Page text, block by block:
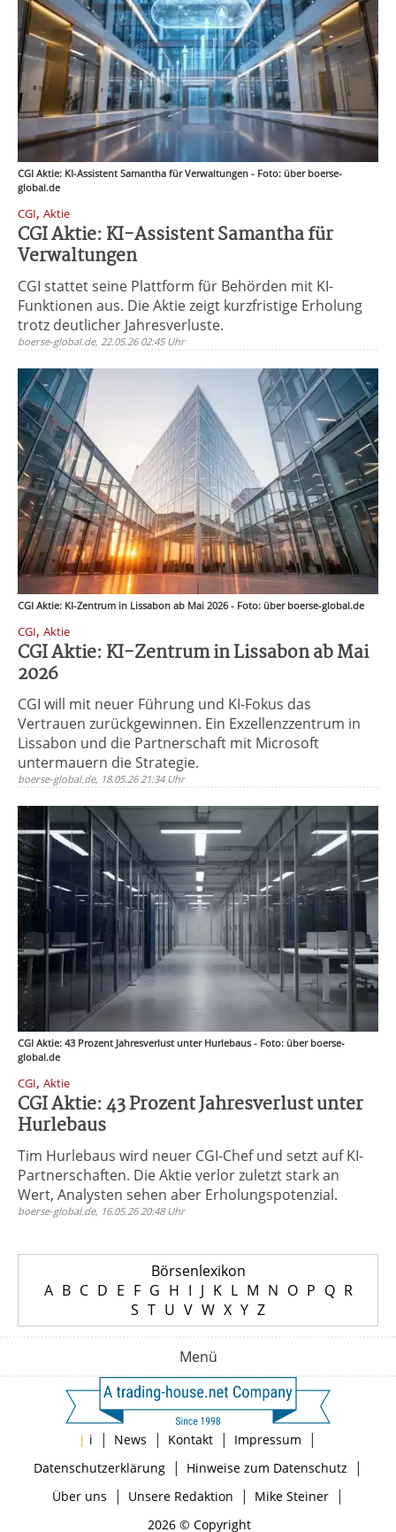
CGI Aktie: KI-Assistent Samantha für Verwaltungen - Foto: über boerse-
global.de
CGI, Aktie
CGI Aktie: KI-Assistent Samantha für
Verwaltungen
CGI stattet seine Plattform für Behörden mit KI-
Funktionen aus. Die Aktie zeigt kurzfristige Erholung
trotz deutlicher Jahresverluste.
boerse-global.de, 22.05.26 02:45 Uhr
CGI Aktie: KI-Zentrum in Lissabon ab Mai 2026 - Foto: über boerse-global.de
CGI, Aktie
CGI Aktie: KI-Zentrum in Lissabon ab Mai
2026
CGI will mit neuer Führung und KI-Fokus das
Vertrauen zurückgewinnen. Ein Exzellenzzentrum in
Lissabon und die Partnerschaft mit Microsoft
untermauern die Strategie.
boerse-global.de, 18.05.26 21:34 Uhr
CGI Aktie: 43 Prozent Jahresverlust unter Hurlebaus - Foto: über boerse-
global.de
CGI, Aktie
CGI Aktie: 43 Prozent Jahresverlust unter
Hurlebaus
Tim Hurlebaus wird neuer CGI-Chef und setzt auf KI-
Partnerschaften. Die Aktie verlor zuletzt stark an
Wert, Analysten sehen aber Erholungspotenzial.
boerse-global.de, 16.05.26 20:48 Uhr
Börsenlexikon
A B C D E F G H I J K L M N O P Q R
S T U V W X Y Z
Menü
| i | News | Kontakt | Impressum |
Datenschutzerklärung| Hinweise zum Datenschutz |
Über uns | Unsere Redaktion | Mike Steiner|
2026 © Copyright